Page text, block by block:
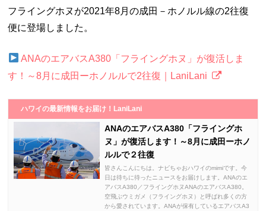
フライングホヌが2021年8月の成田－ホノルル線の2往復
便に登場しました。
ANAのエアバスA380「フライングホヌ」が復活しま
す！～8月に成田ーホノルルで2往復｜LaniLani
ハワイの最新情報をお届け！LaniLani
ANAのエアバスA380「フライングホ
ヌ」が復活します！～8月に成田ーホノ
ルルで２往復
皆さんこんにちは。ナビちゃおハワイのmimiです。今
日は待ちに待ったニュースをお届けします。ANAのエ
アバスA380／フライングホヌANAのエアバスA380。
空飛ぶウミガメ（フライングホヌ）と呼ばれ多くの方
から愛されています。ANAが保有しているエアバスA3